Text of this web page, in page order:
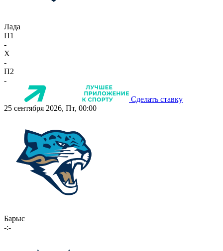
Лада
П1
-
X
-
П2
-
Сделать ставку
25 сентября 2026, Пт, 00:00
Барыс
-:-